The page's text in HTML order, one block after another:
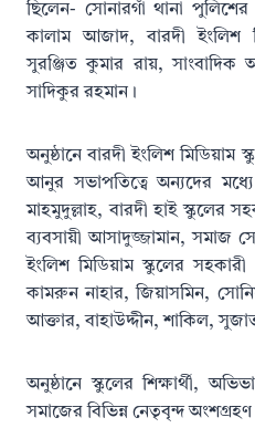
ছিলেন- সোনারগাঁ থানা
কালাম আজাদ, বারদী ইংলিশ
সুরঞ্জিত কুমার রায়, সাংবাদিক
সাদিকুর রহমান।
অনুষ্ঠানে বারদী ইংলিশ
আনুর সভাপতিত্বে অন্যদের মধ্যে
মাহমুদুল্লাহ, বারদী হাই স্কুলের
ব্যবসায়ী আসাদুজ্জামান, সমাজ
ইংলিশ মিডিয়াম স্কুলের
কামরুন নাহার, জিয়াসমিন,
আক্তার, বাহাউদ্দীন, শাকিল,
অনুষ্ঠানে স্কুলের শিক্ষার্থী,
সমাজের বিভিন্ন নেতৃবৃন্দ